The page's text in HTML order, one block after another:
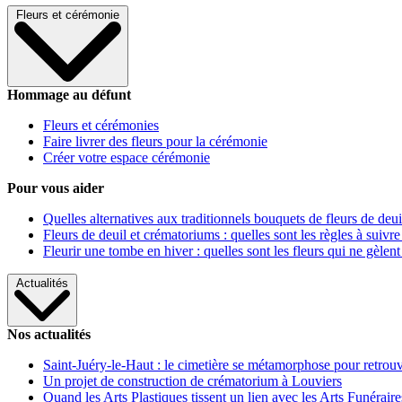
Fleurs et cérémonie
Hommage au défunt
Fleurs et cérémonies
Faire livrer des fleurs pour la cérémonie
Créer votre espace cérémonie
Pour vous aider
Quelles alternatives aux traditionnels bouquets de fleurs de
Fleurs de deuil et crématoriums : quelles sont les règles à
Fleurir une tombe en hiver : quelles sont les fleurs qui ne gèlent
Actualités
Nos actualités
Saint-Juéry-le-Haut : le cimetière se métamorphose pour
Un projet de construction de crématorium à Louviers
Quand les Arts Plastiques tissent un lien avec les Arts